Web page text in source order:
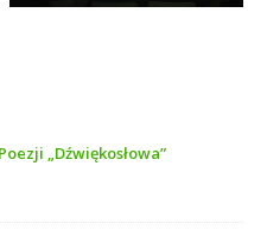
„Dźwiękosłowa”